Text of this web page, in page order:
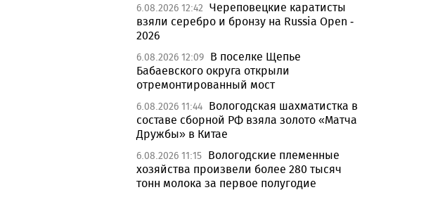
6.08.2026 12:42 Череповецкие каратисты
взяли серебро и бронзу на Russia Open -
2026
6.08.2026 12:09 В поселке Щепье
Бабаевского округа открыли
отремонтированный мост
6.08.2026 11:44 Вологодская шахматистка в
составе сборной РФ взяла золото «Матча
Дружбы» в Китае
6.08.2026 11:15 Вологодские племенные
хозяйства произвели более 280 тысяч
тонн молока за первое полугодие